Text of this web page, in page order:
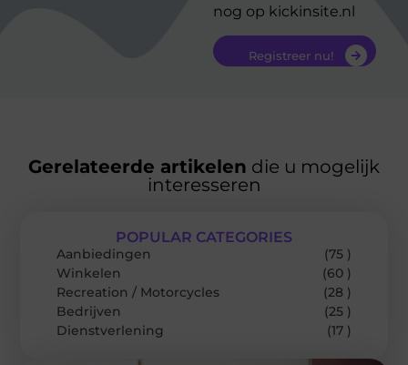
nog op kickinsite.nl
Registreer nu!
Gerelateerde artikelen die u mogelijk
interesseren
POPULAR CATEGORIES
Aanbiedingen
(75 )
Winkelen
(60 )
Recreation / Motorcycles
(28 )
Bedrijven
(25 )
Dienstverlening
(17 )